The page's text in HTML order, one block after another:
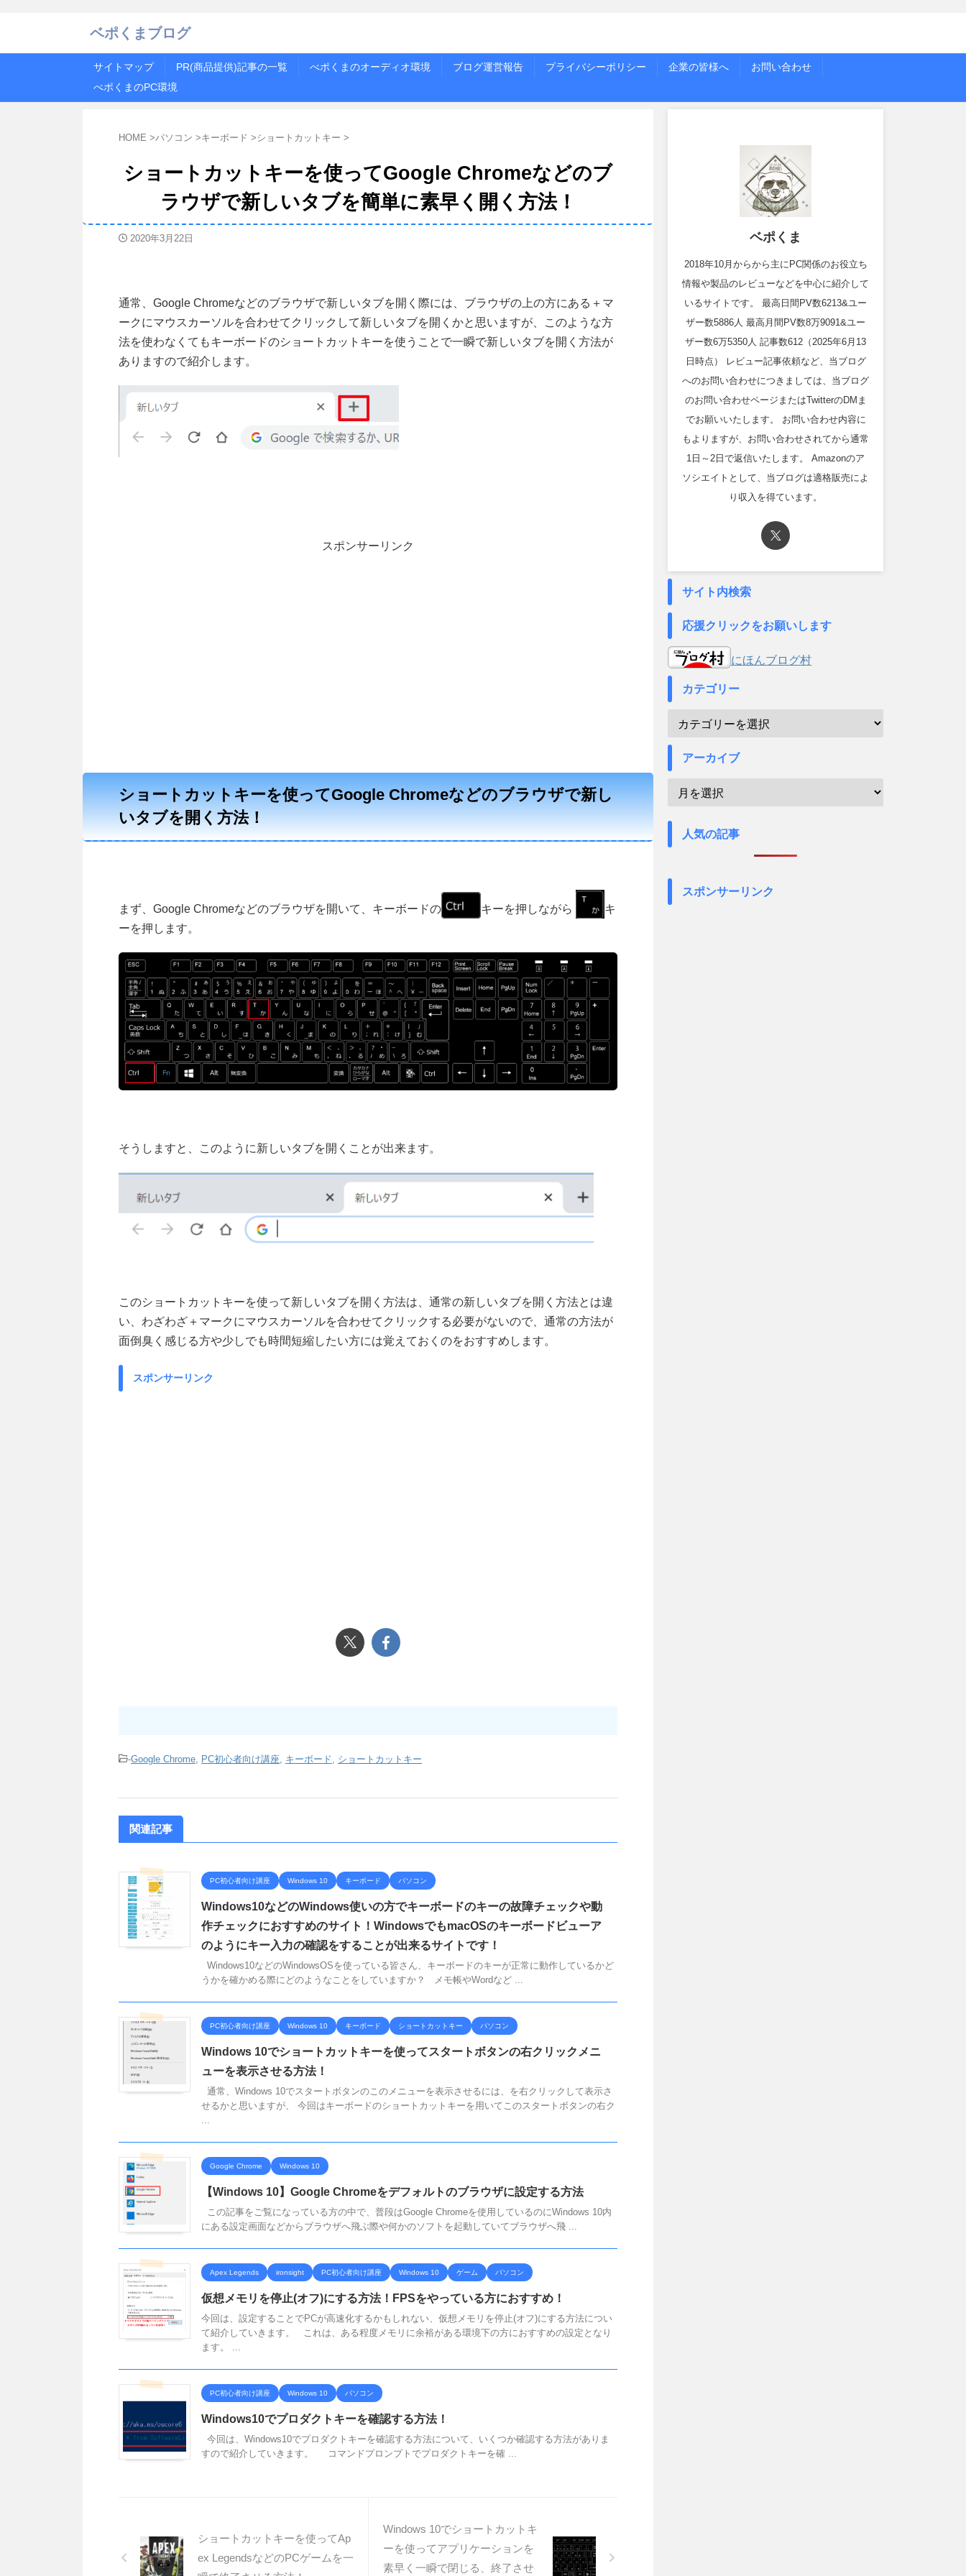
ベポくまブログ
サイトマップ PR(商品提供)記事の一覧 べポくまのオーディオ環境 ブログ運営報告 プライバシーポリシー 企業の皆様へ
お問い合わせ
べポくまのPC環境
HOME >パソコン >キーボード >ショートカットキー >
ショートカットキーを使ってGoogle Chromeなどのブ
ラウザで新しいタブを簡単に素早く開く方法！
2020年3月22日
通常、Google Chromeなどのブラウザで新しいタブを開く際には、ブラウザの上の方にある＋マ
ークにマウスカーソルを合わせてクリックして新しいタブを開くかと思いますが、このような方
法を使わなくてもキーボードのショートカットキーを使うことで一瞬で新しいタブを開く方法が
ありますので紹介します。
スポンサーリンク
ショートカットキーを使ってGoogle Chromeなどのブラウザで新し
いタブを開く方法！
まず、Google Chromeなどのブラウザを開いて、キーボードの キーを押しながら
キ
ーを押します。
そうしますと、このように新しいタブを開くことが出来ます。
このショートカットキーを使って新しいタブを開く方法は、通常の新しいタブを開く方法とは違
い、わざわざ＋マークにマウスカーソルを合わせてクリックする必要がないので、通常の方法が
面倒臭く感じる方や少しでも時間短縮したい方には覚えておくのをおすすめします。
スポンサーリンク
-Google Chrome PC初心者向け講座 キーボード ショートカットキー
関連記事
PC初心者向け講座 Windows 10 キーボード パソコン
Windows10などのWindows使いの方でキーボードのキーの故障チェックや動
作チェックにおすすめのサイト！WindowsでもmacOSのキーボードビューア
のようにキー入力の確認をすることが出来るサイトです！
Windows10などのWindowsOSを使っている皆さん、キーボードのキーが正常に動作しているかど
うかを確かめる際にどのようなことをしていますか？ メモ帳やWordなど ...
PC初心者向け講座 Windows 10 キーボード ショートカットキー パソコン
Windows 10でショートカットキーを使ってスタートボタンの右クリックメニ
ューを表示させる方法！
通常、Windows 10でスタートボタンのこのメニューを表示させるには、を右クリックして表示さ
せるかと思いますが、 今回はキーボードのショートカットキーを用いてこのスタートボタンの右ク
Google Chrome Windows 10
【Windows 10】Google Chromeをデフォルトのブラウザに設定する方法
この記事をご覧になっている方の中で、普段はGoogle Chromeを使用しているのにWindows 10内
にある設定画面などからブラウザへ飛ぶ際や何かのソフトを起動していてブラウザへ飛 ...
Apex Legends ironsight PC初心者向け講座 Windows 10 ゲーム パソコン
仮想メモリを停止(オフ)にする方法！FPSをやっている方におすすめ！
今回は、設定することでPCが高速化するかもしれない、仮想メモリを停止(オフ)にする方法につい
て紹介していきます。 これは、ある程度メモリに余裕がある環境下の方におすすめの設定となり
ます。 ...
PC初心者向け講座 Windows 10 パソコン
Windows10でプロダクトキーを確認する方法！
今回は、Windows10でプロダクトキーを確認する方法について、いくつか確認する方法がありま
すので紹介していきます。 コマンドプロンプトでプロダクトキーを確 ...
ショートカットキーを使ってAp
ex LegendsなどのPCゲームを一
Windows 10でショートカットキ
ーを使ってアプリケーションを
素早く一瞬で閉じる、終了させ
ベポくま
2018年10月からから主にPC関係のお役立ち
情報や製品のレビューなどを中心に紹介して
いるサイトです。 最高日間PV数6213&ユー
ザー数5886人 最高月間PV数8万9091&ユー
ザー数6万5350人 記事数612（2025年6月13
日時点） レビュー記事依頼など、当ブログ
へのお問い合わせにつきましては、当ブログ
のお問い合わせページまたはTwitterのDMま
でお願いいたします。 お問い合わせ内容に
もよりますが、お問い合わせされてから通常
1日～2日で返信いたします。 Amazonのア
ソシエイトとして、当ブログは適格販売によ
り収入を得ています。
サイト内検索
応援クリックをお願いします
にほんブログ村
カテゴリー
アーカイブ
人気の記事
スポンサーリンク